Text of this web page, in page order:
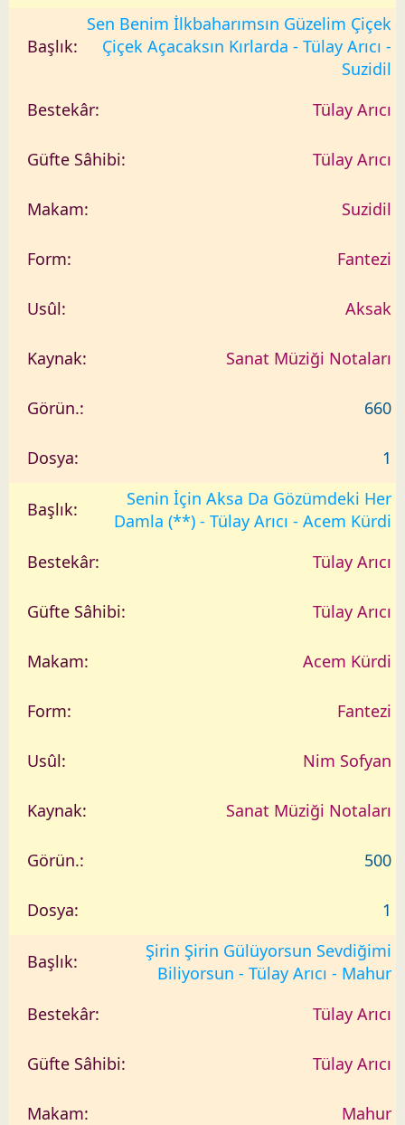
Sen Benim İlkbaharımsın Güzelim Çiçek
Çiçek Açacaksın Kırlarda - Tülay Arıcı -
Suzidil
Tülay Arıcı
Tülay Arıcı
Suzidil
Fantezi
Aksak
Sanat Müziği Notaları
660
1
Senin İçin Aksa Da Gözümdeki Her
Damla (**) - Tülay Arıcı - Acem Kürdi
Tülay Arıcı
Tülay Arıcı
Acem Kürdi
Fantezi
Nim Sofyan
Sanat Müziği Notaları
500
1
Şirin Şirin Gülüyorsun Sevdiğimi
Biliyorsun - Tülay Arıcı - Mahur
Tülay Arıcı
Tülay Arıcı
Mahur